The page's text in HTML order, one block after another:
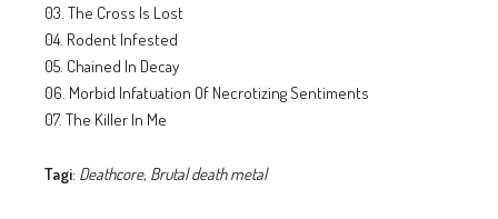
03. The Cross Is Lost
04. Rodent Infested
05. Chained In Decay
06. Morbid Infatuation Of Necrotizing Sentiments
07. The Killer In Me
Tagi: Deathcore, Brutal death metal